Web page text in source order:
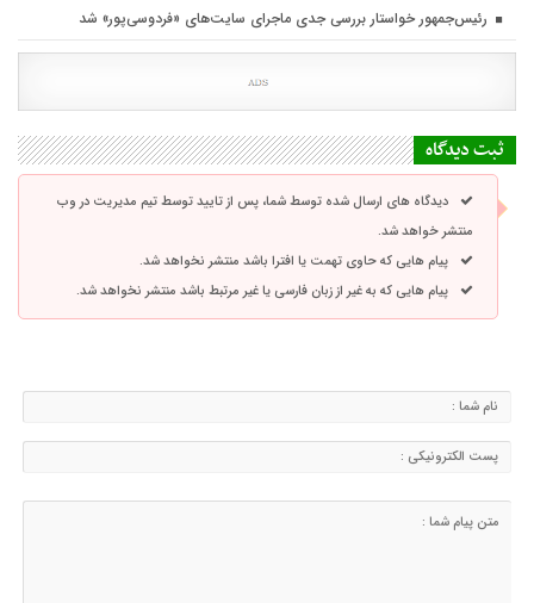
رئیس‌جمهور خواستار بررسی جدی ماجرای سایت‌های «فردوسی‌پور» شد
ثبت دیدگاه
دیدگاه های ارسال شده توسط شما، پس از تایید توسط تیم مدیریت در وب
منتشر خواهد شد.
پیام هایی که حاوی تهمت یا افترا باشد منتشر نخواهد شد.
پیام هایی که به غیر از زبان فارسی یا غیر مرتبط باشد منتشر نخواهد شد.